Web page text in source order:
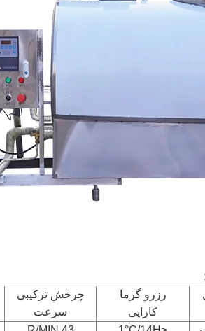
رزرو گرما
کارایی
چرخش ترکیبی
سرعت